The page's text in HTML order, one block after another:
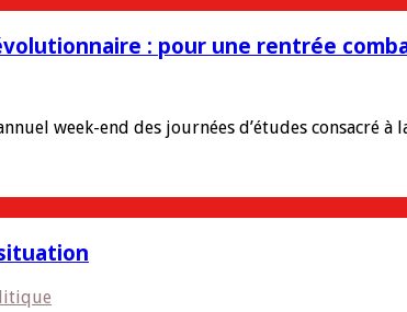
: pour une rentrée
week-end des journées d’études